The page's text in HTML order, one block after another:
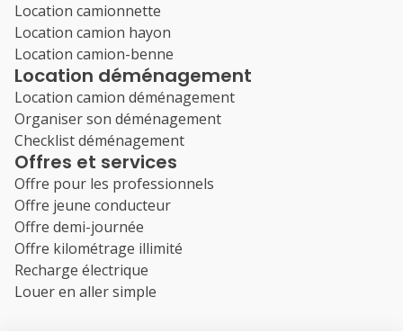
Location camionnette
Location camion hayon
Location camion-benne
Location déménagement
Location camion déménagement
Organiser son déménagement
Checklist déménagement
Offres et services
Offre pour les professionnels
Offre jeune conducteur
Offre demi-journée
Offre kilométrage illimité
Recharge électrique
Louer en aller simple